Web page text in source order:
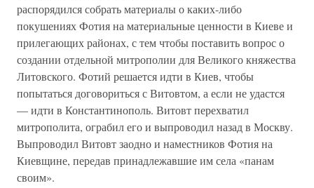
распорядился собрать материалы о каких-либо
покушениях Фотия на материальные ценности в Киеве и
прилегающих районах, с тем чтобы поставить вопрос о
создании отдельной митрополии для Великого княжества
Литовского. Фотий решается идти в Киев, чтобы
попытаться договориться с Витовтом, а если не удастся
— идти в Константинополь. Витовт перехватил
митрополита, ограбил его и выпроводил назад в Москву.
Выпроводил Витовт заодно и наместников Фотия на
Киевщине, передав принадлежавшие им села «панам
своим».